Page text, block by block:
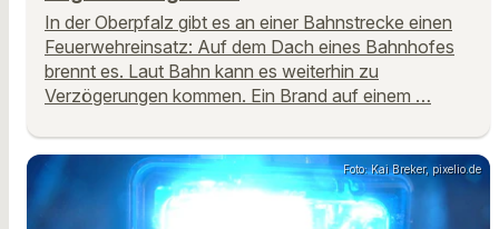
In der Oberpfalz gibt es an einer Bahnstrecke einen
Feuerwehreinsatz: Auf dem Dach eines Bahnhofes
brennt es. Laut Bahn kann es weiterhin zu
Verzögerungen kommen. Ein Brand auf einem …
Foto: Kai Breker, pixelio.de